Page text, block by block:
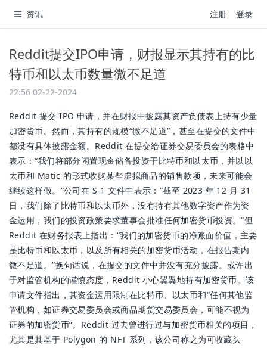
资讯 注册 登录
Reddit提交IPO申请，财报显示其持有的比
特币和以太币数量微不足道
22:56 02-22-2024
Reddit 提交 IPO 申请，并在财报中披露其资产负债表上持有少量
加密货币。然而，其持有的规模“微不足道”，甚至在提交的文件中
都没有具体披露金额。Reddit 在提交给证券交易委员会的表格中
表示：“我们将部分闲置现金储备投资于比特币和以太币，并以以
太币和 Matic 的形式收购某些虚拟商品的销售款项，未来可能会
继续这样做。”公司在 S-1 文件中表示：“截至 2023 年 12 月 31
日，我们除了比特币和以太币外，没有持有其他数字资产作为资
金运用，我们的投资政策要求董事会批准任何加密货币投资。”但
Reddit 在财务报表上指出：“我们的加密货币的净账面价值，主要
是比特币和以太币，以及所有相关的加密货币活动，在报告期内
微不足道。”换句话说，在提交的文件中并没有充分披露。或许出
于对监管机构的谨慎态度，Reddit 小心翼翼地持有加密货币。该
申请文件指出，其资金运用限制在比特币、以太币和“任何其他监
管机构，如证券交易委员会或商品期货交易委员会，可能不视为
证券的加密货币”。Reddit 过去曾进行过与加密货币相关的项目，
尤其是其基于 Polygon 的 NFT 系列，该公司称之为可收藏头